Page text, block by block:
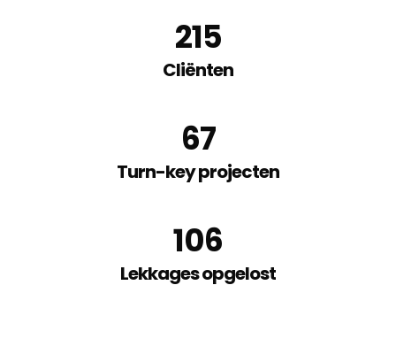
215
Cliënten
67
Turn-key projecten
106
Lekkages opgelost